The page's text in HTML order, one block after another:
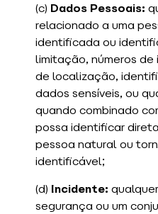
(c) Dados Pessoais:
relacionado a uma
identificada ou
limitação, números
de localização,
dados sensíveis, ou
quando combinado
possa identificar
pessoa natural ou
identificável;
(d) Incidente:
segurança ou um